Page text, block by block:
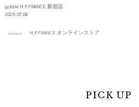
goldie H.P.FRANCE 新宿店
2026.07.04
H.P.FRANCE オンラインストア
PICK UP